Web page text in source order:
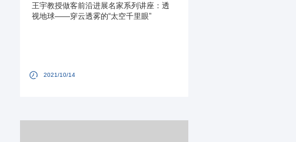
王宇教授做客前沿进展名家系列讲座：透
视地球——穿云透雾的“太空千里眼”
2021/10/14